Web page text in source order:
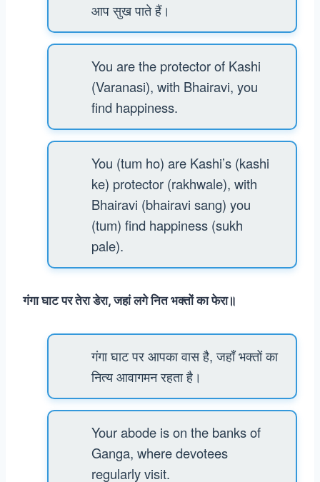
आप सुख पाते हैं।
You are the protector of Kashi
(Varanasi), with Bhairavi, you
find happiness.
You (tum ho) are Kashi’s (kashi
ke) protector (rakhwale), with
Bhairavi (bhairavi sang) you
(tum) find happiness (sukh
pale).
गंगा घाट पर तेरा डेरा, जहां लगे नित भक्तों का फेरा॥
गंगा घाट पर आपका वास है, जहाँ भक्तों का
नित्य आवागमन रहता है।
Your abode is on the banks of
Ganga, where devotees
regularly visit.